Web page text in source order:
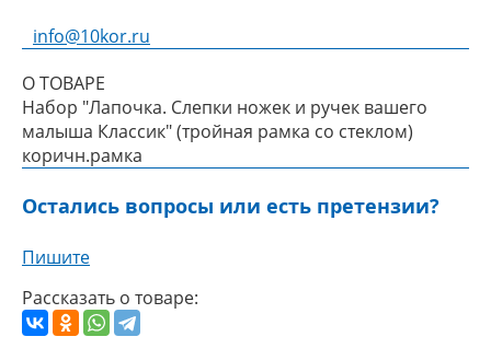
info@10kor.ru
О ТОВАРЕ
Набор "Лапочка. Слепки ножек и ручек вашего
малыша Классик" (тройная рамка со стеклом)
коричн.рамка
Остались вопросы или есть претензии?
Пишите
Рассказать о товаре: